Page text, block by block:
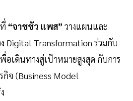
“จาชชัว แพส” วางแผนและ
Digital Transformation ร่วมกับ
อเดินทางสู่เป้าหมายสูงสุด กับการ
กิจ (Business Model